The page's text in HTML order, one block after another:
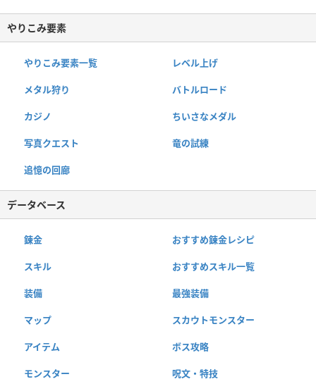
やりこみ要素
やりこみ要素一覧 レベル上げ
メタル狩り バトルロード
カジノ ちいさなメダル
写真クエスト 竜の試練
追憶の回廊
データベース
錬金 おすすめ錬金レシピ
スキル おすすめスキル一覧
装備 最強装備
マップ スカウトモンスター
アイテム ボス攻略
モンスター 呪文・特技